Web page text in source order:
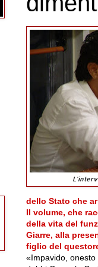
dello Stato che
Il volume, che
della vita del
Giarre, alla
figlio del
«Impavido, onesto